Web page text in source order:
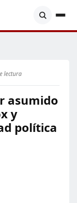
lectura
asumido
y
política